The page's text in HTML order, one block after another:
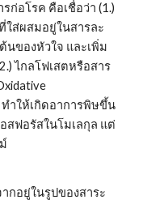
อโรค คือเชื่อว่า (1.)
ใส่ผสมอยู่ในสารละ
นของหัวใจ และเพิ่ม
ไกลโฟเสตหรือสาร
ำให้เกิดอาการพิษขึ้น
สฟอรัสในโมเลกุล แต่
กอยู่ในรูปของสาระ